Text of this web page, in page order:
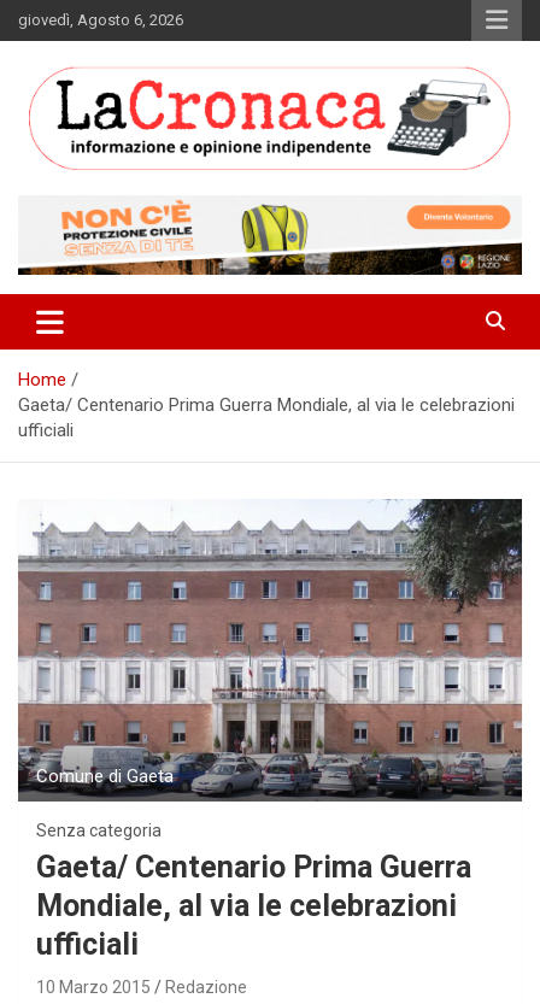
Skip
to
giovedì, Agosto 6, 2026
La Cronaca Quotidiano
Home
Gaeta/ Centenario Prima Guerra Mondiale, al via le celebrazioni
ufficiali
Comune di Gaeta
Senza categoria
Gaeta/ Centenario Prima Guerra
Mondiale, al via le celebrazioni
ufficiali
10 Marzo 2015 Redazione